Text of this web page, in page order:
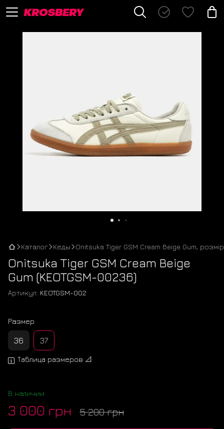
Каталог Кеды Onitsuka Tiger GSM Cream Beige Gum,
Onitsuka Tiger GSM Cream Beige
Gum (KEOTGSM-00236)
Артикул: KEOTGSM-002
Размер
36 37
Таблица размеров 📐
В наличии
3 000 грн 5 200 грн